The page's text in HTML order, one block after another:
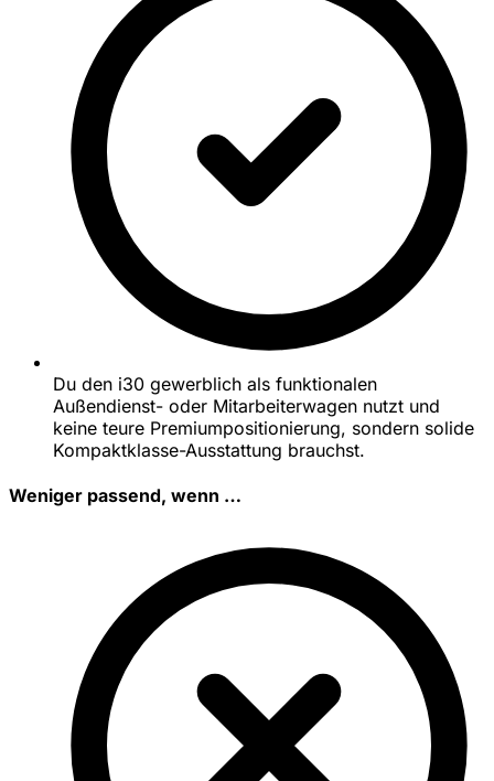
Du den i30 gewerblich als funktionalen
Außendienst- oder Mitarbeiterwagen nutzt und
keine teure Premiumpositionierung, sondern solide
Kompaktklasse-Ausstattung brauchst.
Weniger passend, wenn …